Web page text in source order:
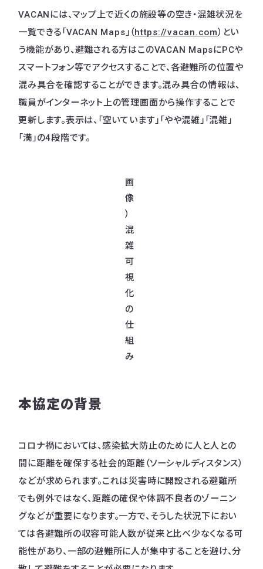
VACANには、マップ上で近くの施設等の空き・混雑状況を
一覧できる「VACAN Maps」（https://vacan.com）とい
う機能があり、避難される方はこのVACAN MapsにPCや
スマートフォン等でアクセスすることで、各避難所の位置や
混み具合を確認することができます。​混み具合の情報は、
職員がインターネット上の管理画面から操作することで
更新します。表示は、「空いています」「やや混雑」「混雑」
「満」の4段階です。
画
像
）
混
雑
可
視
化
の
仕
組
み
本協定の背景
コロナ禍においては、感染拡大防止のために人と人との
間に距離を確保する社会的距離（ソーシャルディスタンス）
などが求められます。これは災害時に開設される避難所
でも例外ではなく、距離の確保や体調不良者のゾーニン
グなどが重要になります。一方で、そうした状況下におい
ては各避難所の収容可能人数が従来と比べ少なくなる可
能性があり、一部の避難所に人が集中することを避け、分